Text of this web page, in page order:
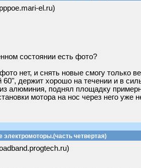
el.ru)
состоянии есть фото?
нет, и снять новые смогу только
60", держит хорошо на течении и в
алюминия, поднял площадку
мотора на нос через него уже
четвертая)